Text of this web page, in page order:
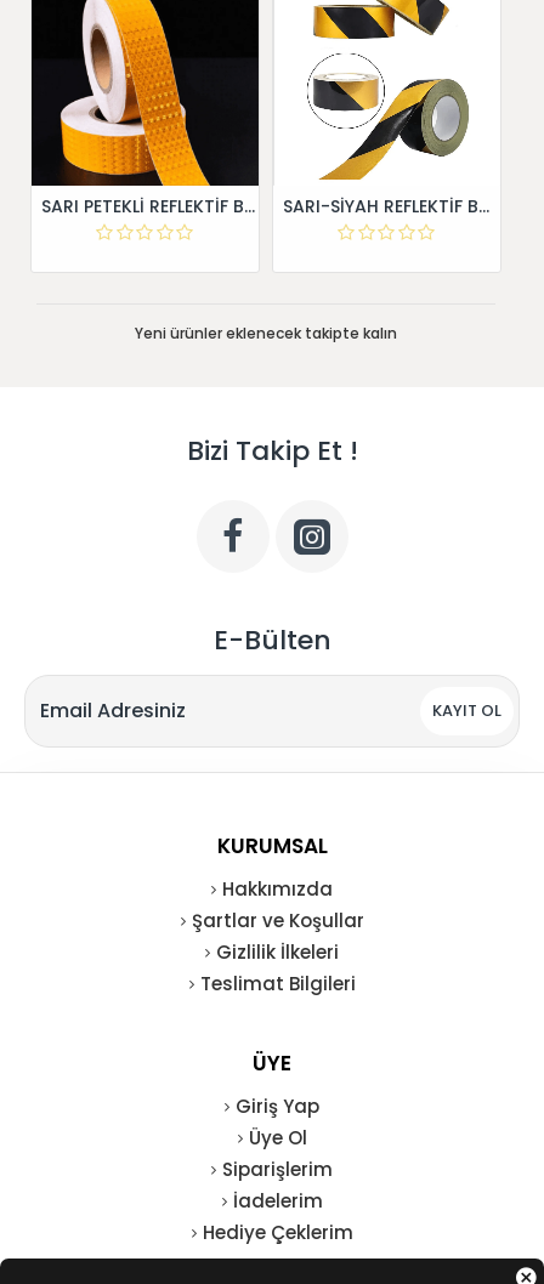
SARI PETEKLİ REFLEKTİF BANT 5 cm X 50 Metre SARI-SİYAH REFLEKTİF BANT 5 cm X 46 Metre
Yeni ürünler eklenecek takipte kalın
Bizi Takip Et !
E-Bülten
KAYIT OL
KURUMSAL
Hakkımızda
Şartlar ve Koşullar
Gizlilik İlkeleri
Teslimat Bilgileri
ÜYE
Giriş Yap
Üye Ol
Siparişlerim
İadelerim
Hediye Çeklerim